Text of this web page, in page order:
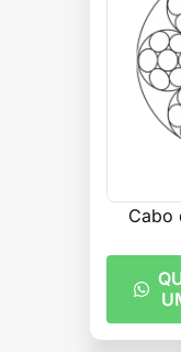
Cabo